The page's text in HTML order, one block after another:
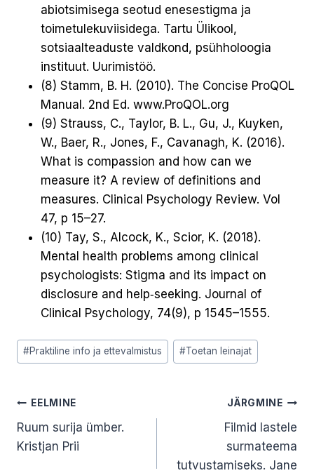
abiotsimisega seotud enesestigma ja
toimetulekuviisidega. Tartu Ülikool,
sotsiaalteaduste valdkond, psühholoogia
instituut. Uurimistöö.
(8) Stamm, B. H. (2010). The Concise ProQOL
Manual. 2nd Ed. www.ProQOL.org
(9) Strauss, C., Taylor, B. L., Gu, J., Kuyken,
W., Baer, R., Jones, F., Cavanagh, K. (2016).
What is compassion and how can we
measure it? A review of definitions and
measures. Clinical Psychology Review. Vol
47, p 15–27.
(10) Tay, S., Alcock, K., Scior, K. (2018).
Mental health problems among clinical
psychologists: Stigma and its impact on
disclosure and help‐seeking. Journal of
Clinical Psychology, 74(9), p 1545–1555.
Post
Tags:
#Praktiline info ja ettevalmistus #Toetan leinajat
Navigeerimine
EELMINE
Ruum surija ümber.
Kristjan Prii
JÄRGMINE
Filmid lastele
surmateema
tutvustamiseks. Jane